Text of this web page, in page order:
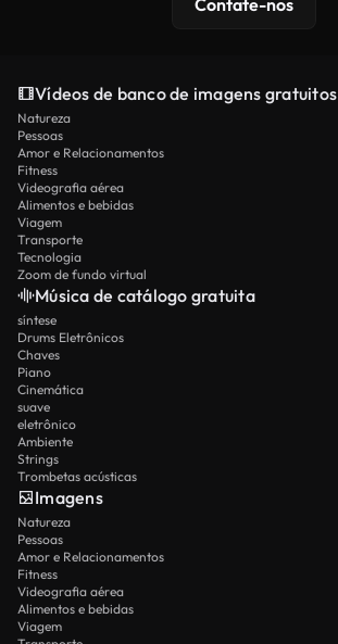
Contate-nos
Vídeos de banco de imagens gratuitos
Natureza
Pessoas
Amor e Relacionamentos
Fitness
Videografia aérea
Alimentos e bebidas
Viagem
Transporte
Tecnologia
Zoom de fundo virtual
Música de catálogo gratuita
síntese
Drums Eletrônicos
Chaves
Piano
Cinemática
suave
eletrônico
Ambiente
Strings
Trombetas acústicas
Imagens
Natureza
Pessoas
Amor e Relacionamentos
Fitness
Videografia aérea
Alimentos e bebidas
Viagem